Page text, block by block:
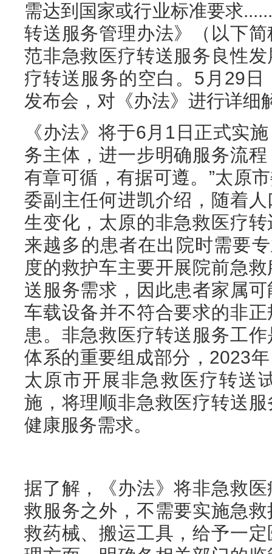
需达到国家或行业标准要求
转送服务管理办法》（以下
范非急救医疗转送服务良性
疗转送服务的空白。5月29
发布会，对《办法》进行详细
《办法》将于6月1日正式实
务主体，进一步明确服务流
有章可循，有据可遵。”太原
委副主任何进凯介绍，随着
生变化，太原的非急救医疗
来越多的患者在出院时需要
度的救护车主要开展院前急
送服务需求，因此患者家属
车载设备并不符合要求的非
患。非急救医疗转送服务工
体系的重要组成部分，2023
太原市开展非急救医疗转送
施，将理顺非急救医疗转送
健康服务需求。
据了解，《办法》将非急救
救服务之外，不需要实施急
救药械、搬运工具，给予一